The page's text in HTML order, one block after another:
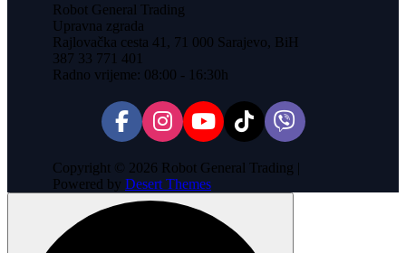
Robot General Trading
Upravna zgrada
Rajlovačka cesta 41, 71 000 Sarajevo, BiH
387 33 771 401
Radno vrijeme: 08:00 - 16:30h
Copyright © 2026 Robot General Trading |
Powered by Desert Themes